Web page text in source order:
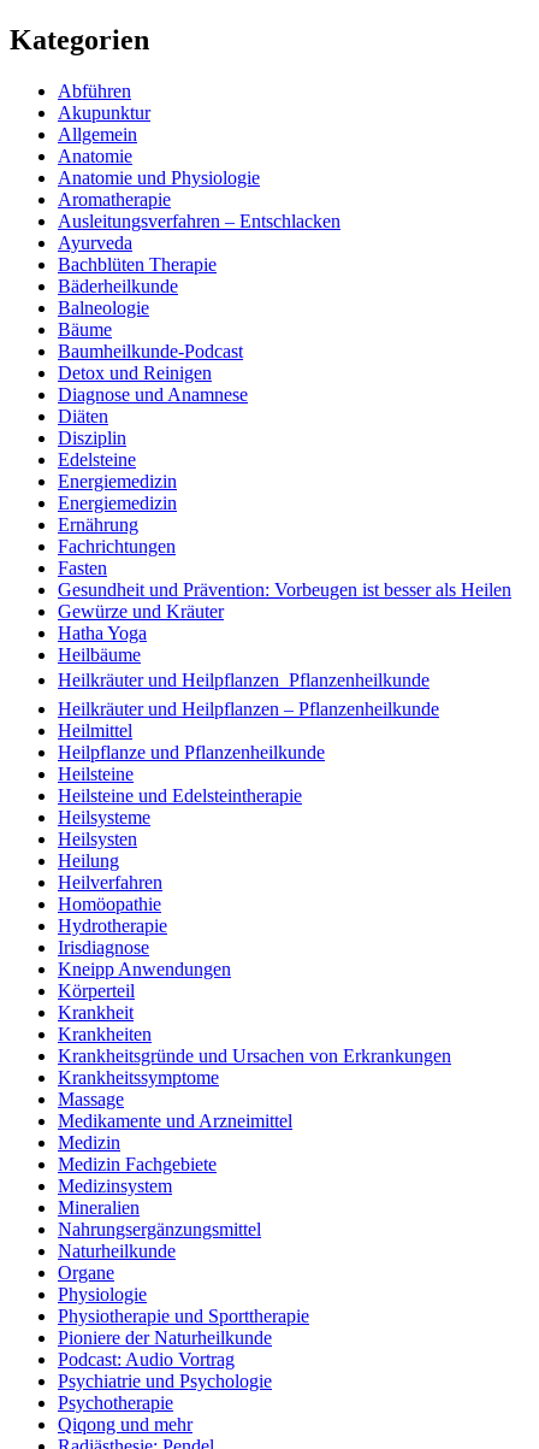
Kategorien
Abführen
Akupunktur
Allgemein
Anatomie
Anatomie und Physiologie
Aromatherapie
Ausleitungsverfahren – Entschlacken
Ayurveda
Bachblüten Therapie
Bäderheilkunde
Balneologie
Bäume
Baumheilkunde-Podcast
Detox und Reinigen
Diagnose und Anamnese
Diäten
Disziplin
Edelsteine
Energiemedizin
Energiemedizin
Ernährung
Fachrichtungen
Fasten
Gesundheit und Prävention: Vorbeugen ist besser als Heilen
Gewürze und Kräuter
Hatha Yoga
Heilbäume
Heilkräuter und Heilpflanzen  Pflanzenheilkunde
Heilkräuter und Heilpflanzen – Pflanzenheilkunde
Heilmittel
Heilpflanze und Pflanzenheilkunde
Heilsteine
Heilsteine und Edelsteintherapie
Heilsysteme
Heilsysten
Heilung
Heilverfahren
Homöopathie
Hydrotherapie
Irisdiagnose
Kneipp Anwendungen
Körperteil
Krankheit
Krankheiten
Krankheitsgründe und Ursachen von Erkrankungen
Krankheitssymptome
Massage
Medikamente und Arzneimittel
Medizin
Medizin Fachgebiete
Medizinsystem
Mineralien
Nahrungsergänzungsmittel
Naturheilkunde
Organe
Physiologie
Physiotherapie und Sporttherapie
Pioniere der Naturheilkunde
Podcast: Audio Vortrag
Psychiatrie und Psychologie
Psychotherapie
Qiqong und mehr